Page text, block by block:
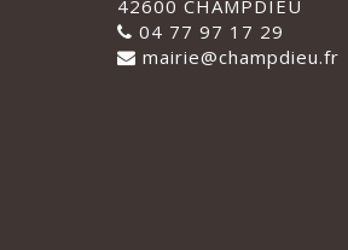
42600 CHAMPDIEU
04 77 97 17 29
mairie@champdieu.fr